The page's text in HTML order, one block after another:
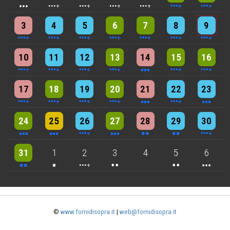
3
4 events 4
4 events 5
7 events 6
6 events 7
5 events 8
7 events 9
8 events
10
5 events 11
7 events 12
6 events 13
9 events 14
3 events 15
7 events 16
4 events
17
5 events 18
6 events 19
7 events 20
6 events 21
3 events 22
4 events 23
3 events
24
3 events 25
3 events 26
6 events 27
3 events 28
2 events 29
2 events 30
4 events
31
2 events 1
One event 2
4 events 3
2 events 4 5
2 events 6
3 events
© www.fornidisopra.it | web@fornidisopra.it